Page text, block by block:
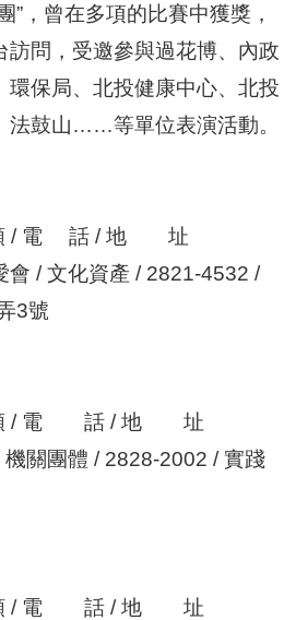
”，曾在多項的比賽中獲獎，
訪問，受邀參與過花博、內政
環保局、北投健康中心、北投
法鼓山……等單位表演活動。
/ 電 話 / 地 址
會 / 文化資產 / 2821-4532 /
3號
/ 電 話 / 地 址
關團體 / 2828-2002 / 實踐
/ 電 話 / 地 址